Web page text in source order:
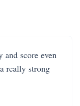
score even
really strong